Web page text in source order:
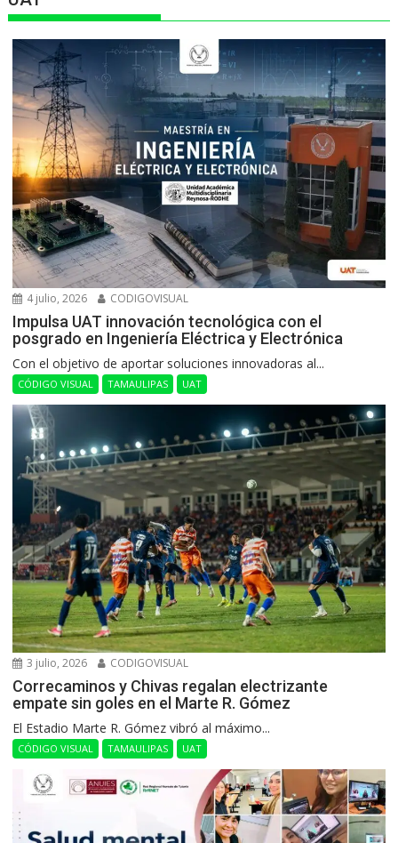
4 julio, 2026 CODIGOVISUAL
Impulsa UAT innovación tecnológica con el
posgrado en Ingeniería Eléctrica y Electrónica
Con el objetivo de aportar soluciones innovadoras al...
CÓDIGO VISUAL TAMAULIPAS UAT
3 julio, 2026 CODIGOVISUAL
Correcaminos y Chivas regalan electrizante
empate sin goles en el Marte R. Gómez
El Estadio Marte R. Gómez vibró al máximo...
CÓDIGO VISUAL TAMAULIPAS UAT